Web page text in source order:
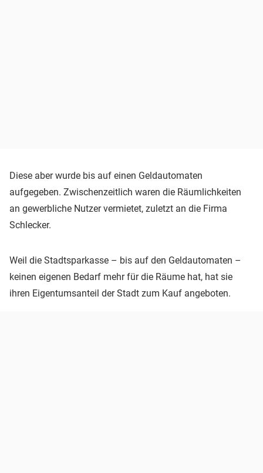
Diese aber wurde bis auf einen Geldautomaten
aufgegeben. Zwischenzeitlich waren die Räumlichkeiten
an gewerbliche Nutzer vermietet, zuletzt an die Firma
Schlecker.
Weil die Stadtsparkasse – bis auf den Geldautomaten –
keinen eigenen Bedarf mehr für die Räume hat, hat sie
ihren Eigentumsanteil der Stadt zum Kauf angeboten.